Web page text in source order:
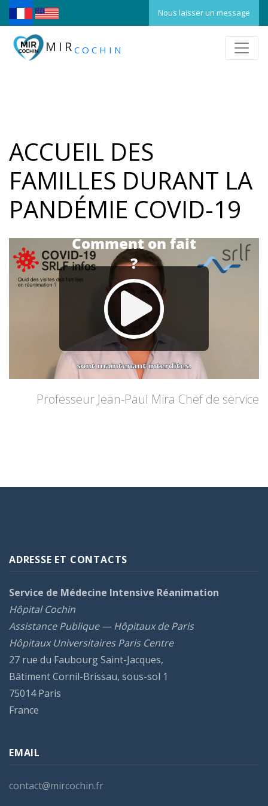
Nous laisser un message
MIR COCHIN
ACCUEIL DES
FAMILLES DURANT LA
PANDÉMIE COVID-19
Professeur Jean-Paul Mira Chef de service
ADRESSE ET CONTACTS
Service de Médecine Intensive Réanimation
Hôpital Cochin
Assistance Publique — Hôpitaux de Paris
Hôpitaux Universitaires Paris Centre
27 rue du Faubourg Saint-Jacques,
Bâtiment Cornil-Brissau, sous-sol 1
75014 Paris
France
EMAIL
contact@mircochin.fr